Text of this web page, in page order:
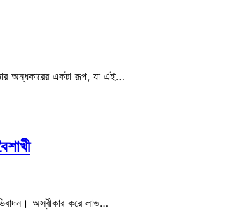
অন্ধকারের একটা রূপ, যা এই…
অস্বীকার করে লাভ…